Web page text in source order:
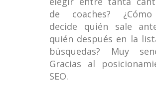
de coaches?
decide quién sale
quién después en la
búsquedas? Muy
Gracias al
SEO.